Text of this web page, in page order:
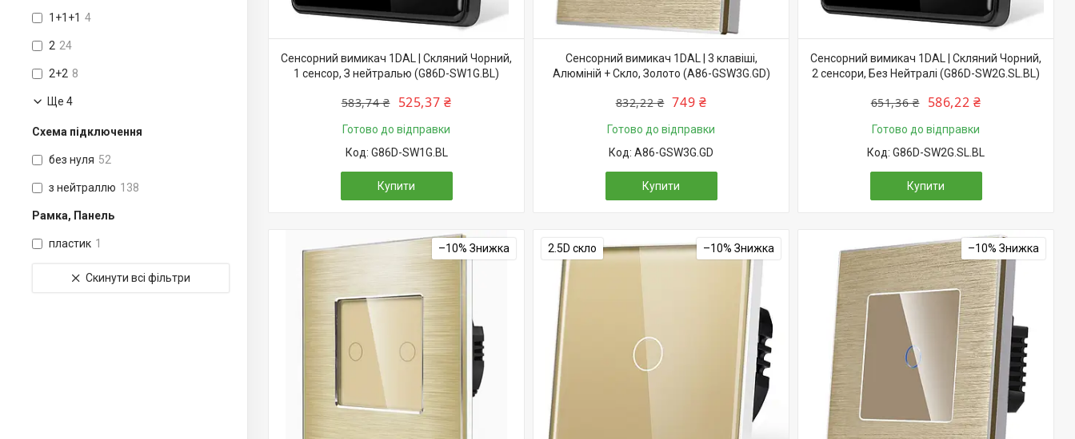
1+1+1 4
2 24
2+2 8
Ще 4
Схема підключення
без нуля 52
з нейтраллю 138
Рамка, Панель
пластик 1
Скинути всі фільтри
Сенсорний вимикач 1DAL | Скляний Чорний,
1 сенсор, З нейтралью (G86D-SW1G.BL)
583,74 ₴ 525,37 ₴
Готово до відправки
G86D-SW1G.BL
Купити
Сенсорний вимикач 1DAL | 3 клавіші,
Алюміній + Скло, Золото (A86-GSW3G.GD)
832,22 ₴ 749 ₴
Готово до відправки
A86-GSW3G.GD
Купити
Сенсорний вимикач 1DAL | Скляний Чорний,
2 сенсори, Без Нейтралі (G86D-SW2G.SL.BL)
651,36 ₴ 586,22 ₴
Готово до відправки
G86D-SW2G.SL.BL
Купити
–10% 2.5D скло –10% –10%